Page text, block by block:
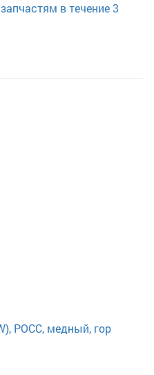
в течение 3
РОСС, медный, гор